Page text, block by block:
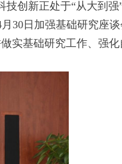
创新正处于“从大到强
30日加强基础研究座
基础研究工作、强化